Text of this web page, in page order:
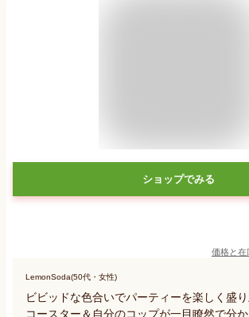
ショップでみる
価格と在
LemonSoda(50代・女性)
ビビッドな色合いでパーティーを楽しく盛り
コースター＆自分のコップが一目瞭然で分